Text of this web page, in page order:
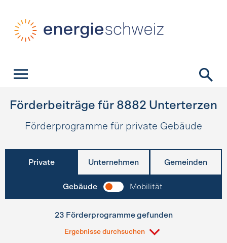
Förderbeiträge für 8882 Unterterzen
Förderprogramme für private Gebäude
Private Unternehmen Gemeinden
Gebäude Mobilität
23 Förderprogramme gefunden
Ergebnisse durchsuchen